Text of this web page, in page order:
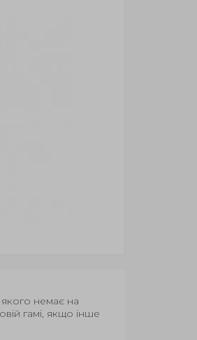
якого немає на
гамі, якщо інше